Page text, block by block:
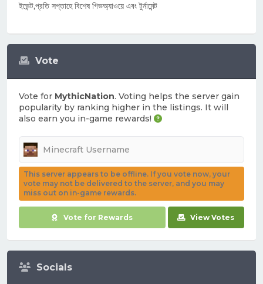
Vote
Vote for MythicNation. Voting helps the server gain
popularity by ranking higher in the listings. It will
also earn you in-game rewards!
This server appears to be offline. If you vote now, your
vote may not be delivered to the server, and you may
miss out on in-game rewards.
Vote for Rewards View Votes
Socials
ইভেন্ট,প্রতি সপ্তাহে বিশেষ গিভঅ্যাওয়ে এবং টুর্নামেন্ট